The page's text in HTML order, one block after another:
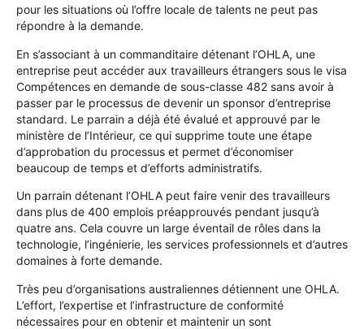
pour les situations où l’offre locale de talents ne peut pas
répondre à la demande.
En s’associant à un commanditaire détenant l’OHLA, une
entreprise peut accéder aux travailleurs étrangers sous le visa
Compétences en demande de sous-classe 482 sans avoir à
passer par le processus de devenir un sponsor d’entreprise
standard. Le parrain a déjà été évalué et approuvé par le
ministère de l’Intérieur, ce qui supprime toute une étape
d’approbation du processus et permet d’économiser
beaucoup de temps et d’efforts administratifs.
Un parrain détenant l’OHLA peut faire venir des travailleurs
dans plus de 400 emplois préapprouvés pendant jusqu’à
quatre ans. Cela couvre un large éventail de rôles dans la
technologie, l’ingénierie, les services professionnels et d’autres
domaines à forte demande.
Très peu d’organisations australiennes détiennent une OHLA.
L’effort, l’expertise et l’infrastructure de conformité
nécessaires pour en obtenir et maintenir un sont